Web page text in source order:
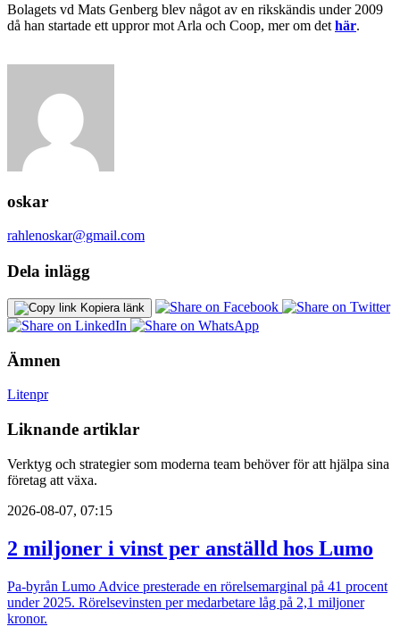
Bolagets vd Mats Genberg blev något av en rikskändis under 2009
då han startade ett uppror mot Arla och Coop, mer om det här.
oskar
rahlenoskar@gmail.com
Dela inlägg
Kopiera länk
Ämnen
Litenpr
Liknande artiklar
Verktyg och strategier som moderna team behöver för att hjälpa sina
företag att växa.
2026-08-07, 07:15
2 miljoner i vinst per anställd hos Lumo
Pa-byrån Lumo Advice presterade en rörelsemarginal på 41 procent
under 2025. Rörelsevinsten per medarbetare låg på 2,1 miljoner
kronor.